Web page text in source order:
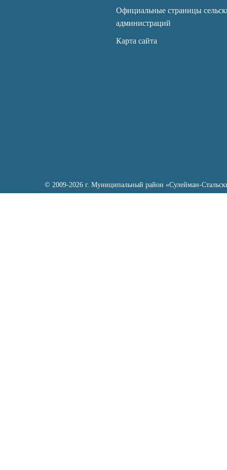
Официальные страницы
администраций
Карта сайта
© 2009-2026 г. Муниципальный район «Сулейман-